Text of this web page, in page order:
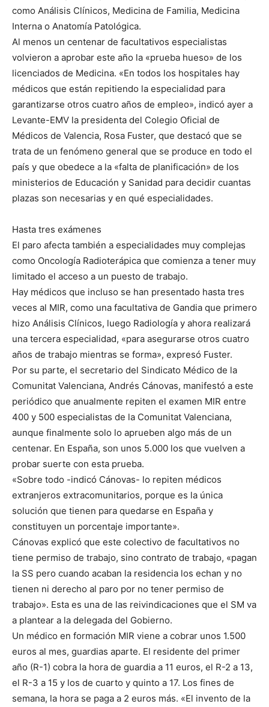
como Análisis Clínicos, Medicina de Familia, Medicina
Interna o Anatomía Patológica.
Al menos un centenar de facultativos especialistas
volvieron a aprobar este año la «prueba hueso» de los
licenciados de Medicina. «En todos los hospitales hay
médicos que están repitiendo la especialidad para
garantizarse otros cuatro años de empleo», indicó ayer a
Levante-EMV la presidenta del Colegio Oficial de
Médicos de Valencia, Rosa Fuster, que destacó que se
trata de un fenómeno general que se produce en todo el
país y que obedece a la «falta de planificación» de los
ministerios de Educación y Sanidad para decidir cuantas
plazas son necesarias y en qué especialidades.
Hasta tres exámenes
El paro afecta también a especialidades muy complejas
como Oncología Radioterápica que comienza a tener muy
limitado el acceso a un puesto de trabajo.
Hay médicos que incluso se han presentado hasta tres
veces al MIR, como una facultativa de Gandia que primero
hizo Análisis Clínicos, luego Radiología y ahora realizará
una tercera especialidad, «para asegurarse otros cuatro
años de trabajo mientras se forma», expresó Fuster.
Por su parte, el secretario del Sindicato Médico de la
Comunitat Valenciana, Andrés Cánovas, manifestó a este
periódico que anualmente repiten el examen MIR entre
400 y 500 especialistas de la Comunitat Valenciana,
aunque finalmente solo lo aprueben algo más de un
centenar. En España, son unos 5.000 los que vuelven a
probar suerte con esta prueba.
«Sobre todo -indicó Cánovas- lo repiten médicos
extranjeros extracomunitarios, porque es la única
solución que tienen para quedarse en España y
constituyen un porcentaje importante».
Cánovas explicó que este colectivo de facultativos no
tiene permiso de trabajo, sino contrato de trabajo, «pagan
la SS pero cuando acaban la residencia los echan y no
tienen ni derecho al paro por no tener permiso de
trabajo». Esta es una de las reivindicaciones que el SM va
a plantear a la delegada del Gobierno.
Un médico en formación MIR viene a cobrar unos 1.500
euros al mes, guardias aparte. El residente del primer
año (R-1) cobra la hora de guardia a 11 euros, el R-2 a 13,
el R-3 a 15 y los de cuarto y quinto a 17. Los fines de
semana, la hora se paga a 2 euros más. «El invento de la